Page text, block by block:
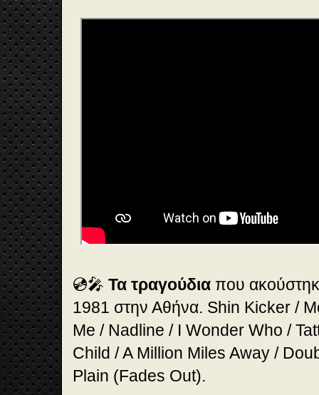
💿🎤 Τα τραγούδια που
1981 στην Αθήνα. Shin Kicker /
Me / Nadline / I Wonder Who /
Child / A Million Miles Away /
Plain (Fades Out).